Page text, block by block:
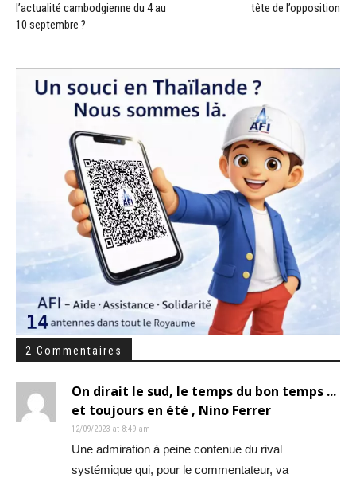
l’actualité cambodgienne du 4 au
10 septembre ?
tête de l’opposition
2 Commentaires
On dirait le sud, le temps du bon temps ...
et toujours en été , Nino Ferrer
12/09/2023 at 8:49 am
Une admiration à peine contenue du rival
systémique qui, pour le commentateur, va